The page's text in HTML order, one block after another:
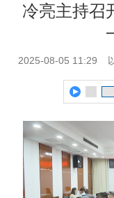
冷亮主持召
2025-08-05 11:29